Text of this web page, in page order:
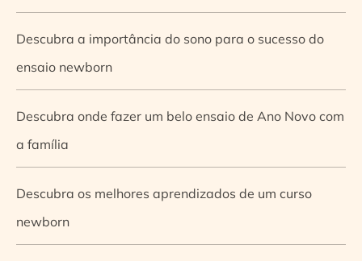
Descubra a importância do sono para o sucesso do
ensaio newborn
Descubra onde fazer um belo ensaio de Ano Novo com
a família
Descubra os melhores aprendizados de um curso
newborn